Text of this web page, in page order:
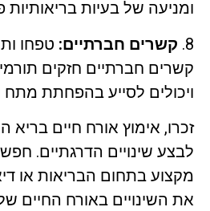
ומניעה של בעיות בריאותיות
8. קשרים חברתיים: טפחו
קשרים חברתיים חזקים
ויכולים לסייע בהפחתת
זכרו, אימוץ אורח חיים בריא
לבצע שינויים הדרגתיים.
מקצוע בתחום הבריאות או
את השינויים באורח החיים